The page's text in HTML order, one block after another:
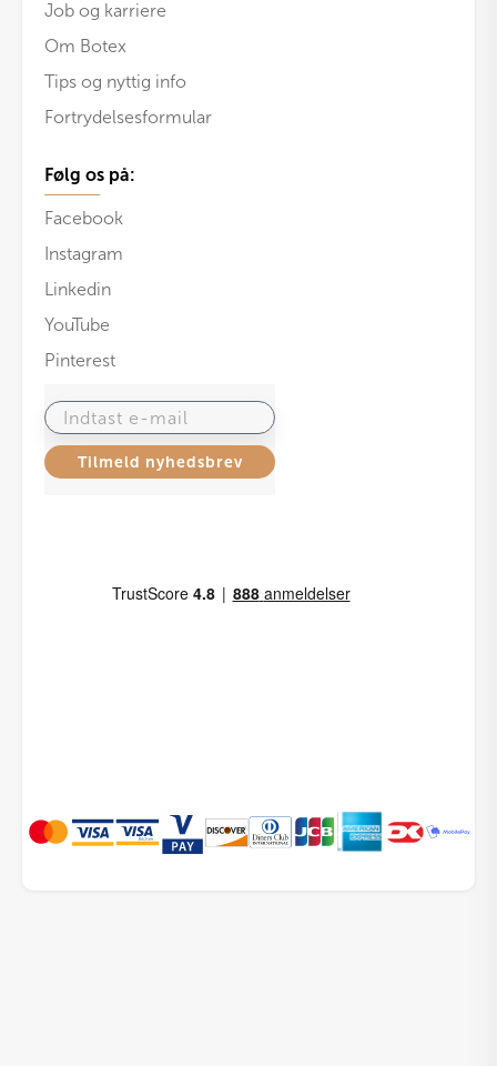
Job og karriere
Om Botex
Tips og nyttig info
Fortrydelsesformular
Følg os på:
Facebook
Instagram
Linkedin
YouTube
Pinterest
Indtast e-mail
Tilmeld nyhedsbrev